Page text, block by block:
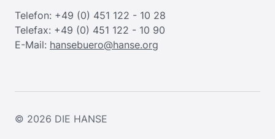
Telefon: +49 (0) 451 122 - 10 28
Telefax: +49 (0) 451 122 - 10 90
E-Mail: hansebuero@hanse.org
© 2026 DIE HANSE